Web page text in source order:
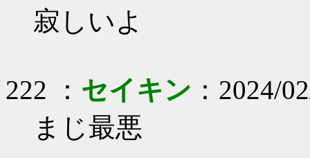
寂しいよ
222 ： セイキン ：2024/
まじ最悪